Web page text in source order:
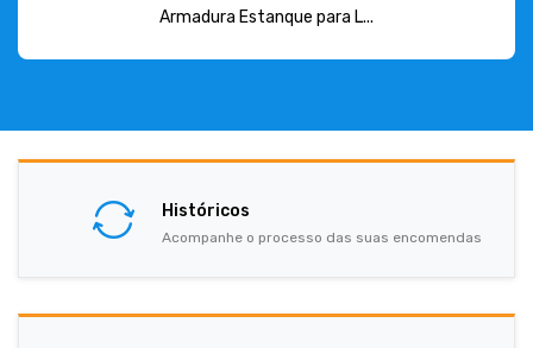
Armadura Estanque para L...
Históricos
Acompanhe o processo das suas encomendas